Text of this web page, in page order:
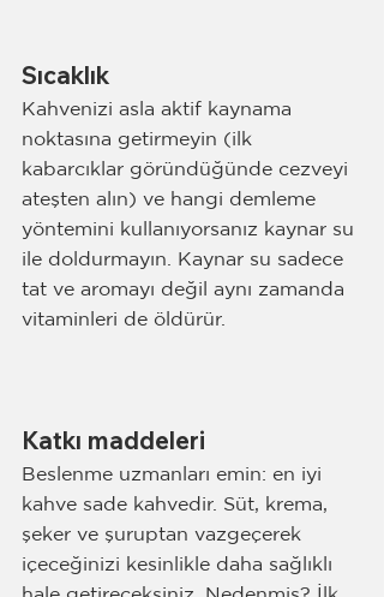
Sıcaklık
Kahvenizi asla aktif kaynama
noktasına getirmeyin (ilk
kabarcıklar göründüğünde cezveyi
ateşten alın) ve hangi demleme
yöntemini kullanıyorsanız kaynar su
ile doldurmayın. Kaynar su sadece
tat ve aromayı değil aynı zamanda
vitaminleri de öldürür.
Katkı maddeleri
Beslenme uzmanları emin: en iyi
kahve sade kahvedir. Süt, krema,
şeker ve şuruptan vazgeçerek
içeceğinizi kesinlikle daha sağlıklı